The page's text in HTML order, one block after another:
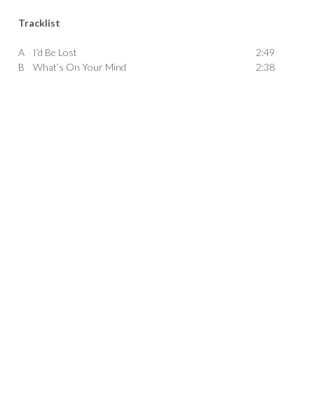
Tracklist
A I’d Be Lost
2:49
B
What’s On Your Mind 2:38